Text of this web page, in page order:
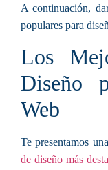
A continuación,
populares para
Los
Diseño
Web
Te presentamos
de diseño más